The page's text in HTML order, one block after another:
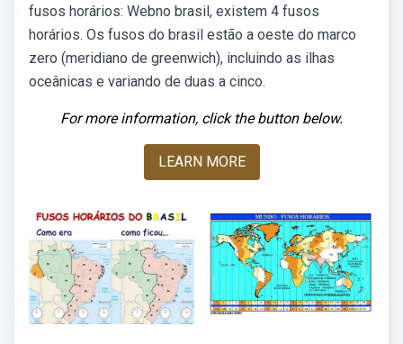
fusos horários: Webno brasil, existem 4 fusos
horários. Os fusos do brasil estão a oeste do marco
zero (meridiano de greenwich), incluindo as ilhas
oceânicas e variando de duas a cinco.
For more information, click the button below.
LEARN MORE